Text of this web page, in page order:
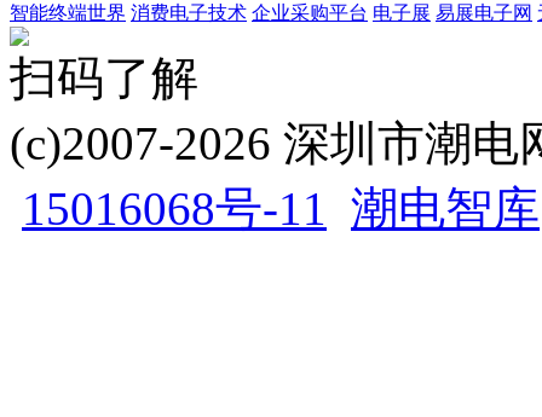
智能终端世界 消费电子技术 企业采购平台 电子展 易展电子网
扫码了解
(c)2007-2026 深圳市潮
15016068号-11 潮电智库